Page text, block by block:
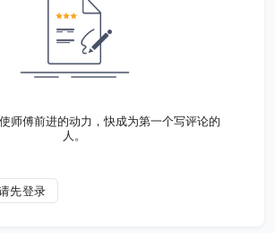
师傅前进的动力，快成为第一个写评论的
人。
先登录